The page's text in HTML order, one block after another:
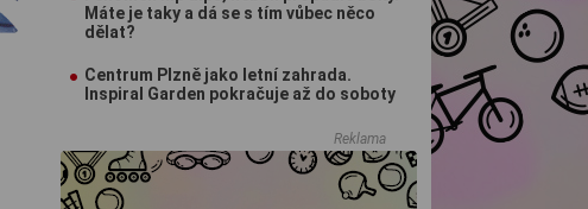
Máte je taky a dá se s tím vůbec něco
dělat?
Centrum Plzně jako letní zahrada.
Inspiral Garden pokračuje až do soboty
Reklama